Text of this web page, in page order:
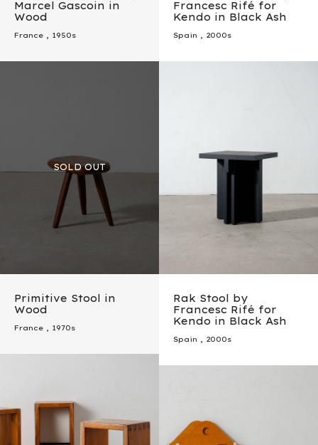
Marcel Gascoin in
Wood
France , 1950s
Francesc Rifé for
Kendo in Black Ash
Spain , 2000s
Primitive Stool in
Wood
France , 1970s
Rak Stool by
Francesc Rifé for
Kendo in Black Ash
Spain , 2000s